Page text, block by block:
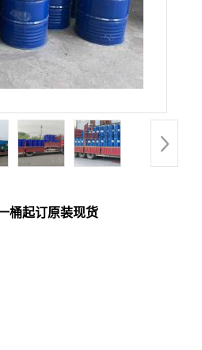
桶起订原装现货